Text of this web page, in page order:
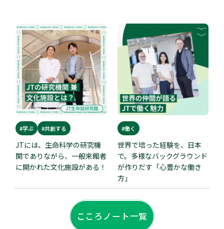
#学ぶ #共創する
JTには、生命科学の研究機
関でありながら、一般来館者
に開かれた文化施設がある！
#働く
世界で培った経験を、日本
で。多様なバックグラウンド
が作りだす「心豊かな働き
方」
こころノート一覧